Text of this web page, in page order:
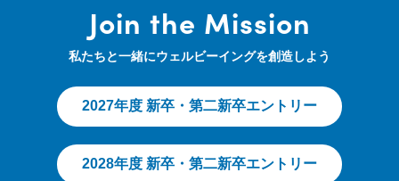
Join the Mission
私たちと一緒にウェルビーイングを創造しよう
2027年度 新卒・第二新卒エントリー
2028年度 新卒・第二新卒エントリー